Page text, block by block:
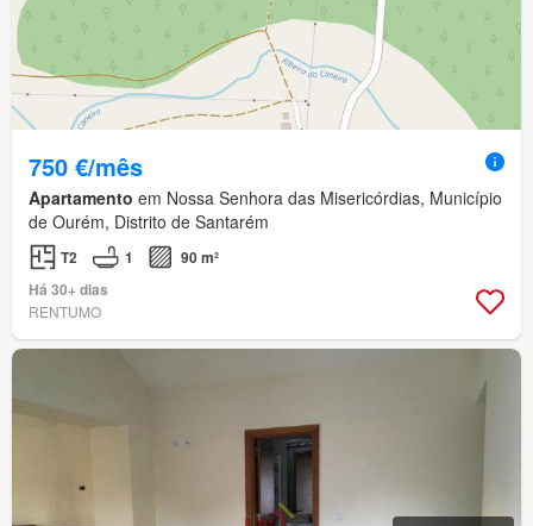
750 €/mês
Apartamento em Nossa Senhora das Misericórdias, Município
de Ourém, Distrito de Santarém
T2 1
90 m²
Há 30+ dias
RENTUMO